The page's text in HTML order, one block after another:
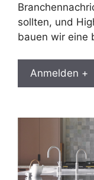
sollten, und
bauen wir eine
Anmelden +